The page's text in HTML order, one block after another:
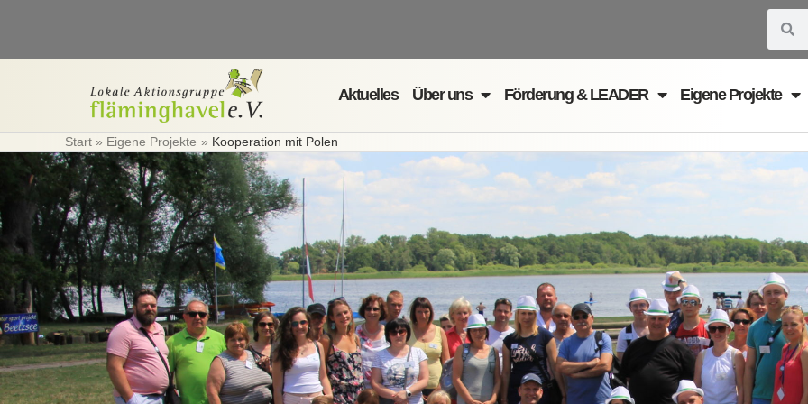
Aktuelles Über uns Förderung & LEADER Eigene Projekte
Start Eigene Projekte Kooperation mit Polen